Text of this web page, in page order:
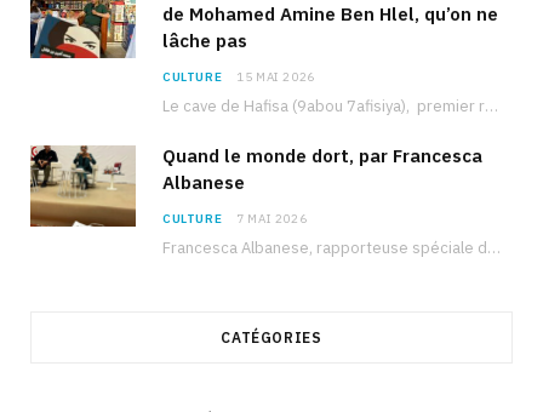
de Mohamed Amine Ben Hlel, qu’on ne
lâche pas
CULTURE 15 MAI 2026
Le cave de Hafisa (9abou 7afisiya), premier roman du journaliste tunisien Mohamed Amine Ben Hlel,…
Quand le monde dort, par Francesca
Albanese
CULTURE 7 MAI 2026
Francesca Albanese, rapporteuse spéciale de l’ONU sur les territoires palestiniens occupés, était à Tunis pour…
CATÉGORIES